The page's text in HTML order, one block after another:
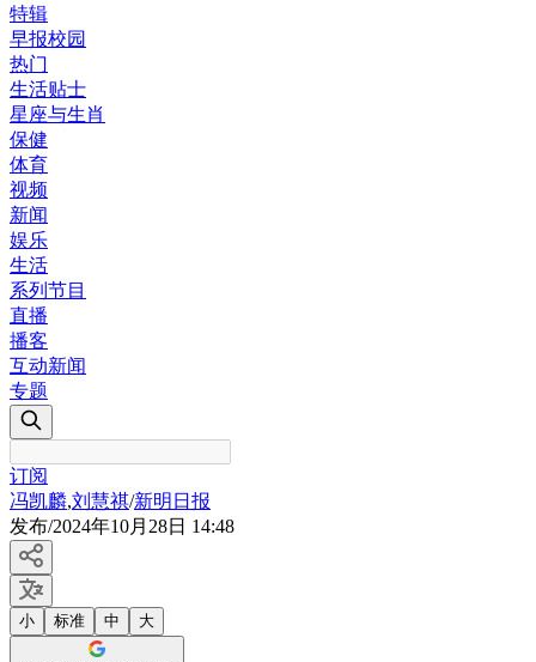
特辑
早报校园
热门
生活贴士
星座与生肖
保健
体育
视频
新闻
娱乐
生活
系列节目
直播
播客
互动新闻
专题
订阅
冯凯麟,刘慧祺/新明日报
发布/2024年10月28日 14:48
小 标准 中 大